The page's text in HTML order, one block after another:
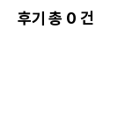
후기 총 0 건